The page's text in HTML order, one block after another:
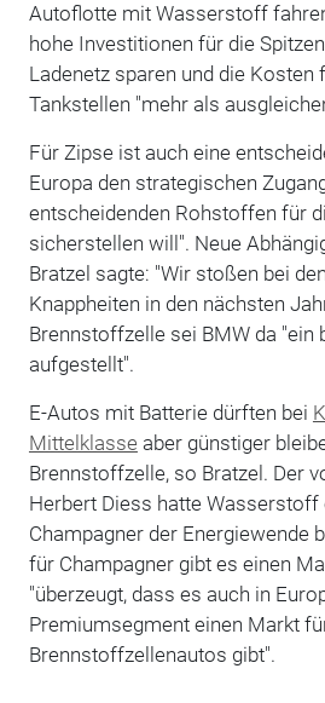
Autoflotte mit Wasserstoff
hohe Investitionen für die
Ladenetz sparen und die
Tankstellen "mehr als
Für Zipse ist auch eine
Europa den strategischen
entscheidenden Rohstoffen für
sicherstellen will". Neue
Bratzel sagte: "Wir stoßen bei den
Knappheiten in den nächsten
Brennstoffzelle sei BMW da "ein
aufgestellt".
E-Autos mit Batterie dürften bei
Mittelklasse aber günstiger
Brennstoffzelle, so Bratzel. Der
Herbert Diess hatte Wasserstoff
Champagner der Energiewende
für Champagner gibt es einen
"überzeugt, dass es auch in
Premiumsegment einen Markt
Brennstoffzellenautos gibt".